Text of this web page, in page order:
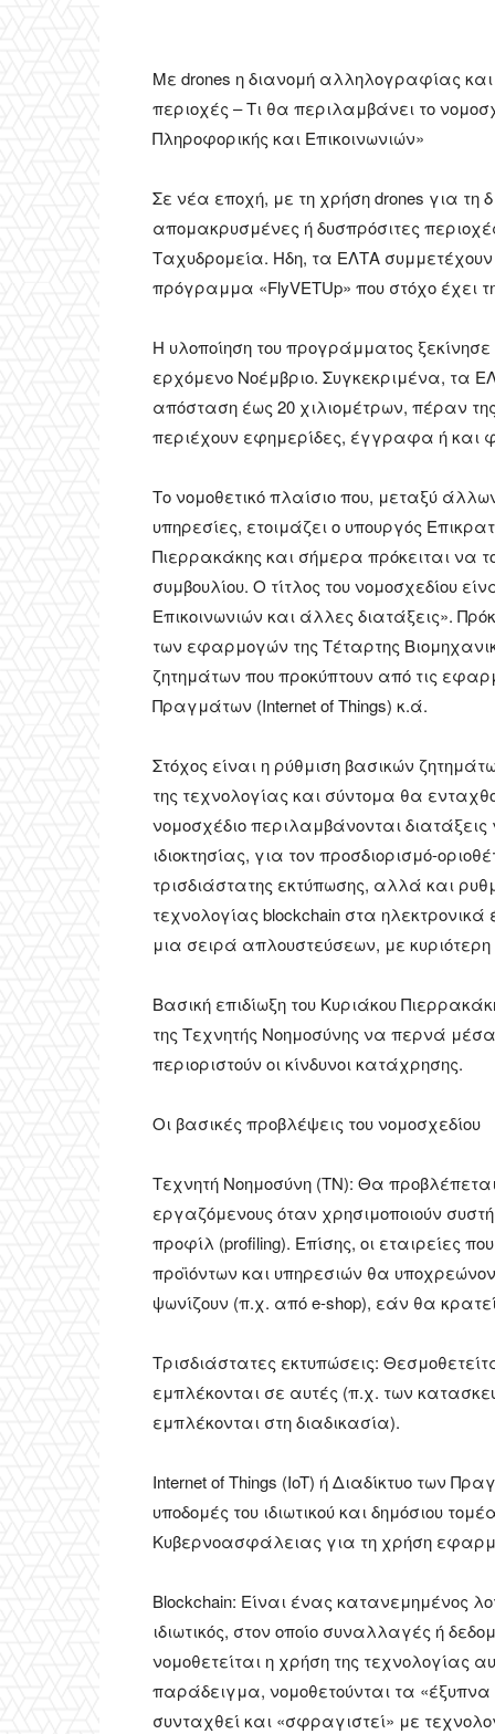
Mε drones η διανομή αλληλογραφίας
περιοχές – Τι θα περιλαμβάνει το
Πληροφορικής και Επικοινωνιών»
Σε νέα εποχή, με τη χρήση drones για
απομακρυσμένες ή δυσπρόσιτες
Ταχυδρομεία. Ηδη, τα ΕΛΤΑ
πρόγραμμα «FlyVETUp» που στόχο έχει
Η υλοποίηση του προγράμματος
ερχόμενο Νοέμβριο. Συγκεκριμένα, τα
απόσταση έως 20 χιλιομέτρων, πέραν
περιέχουν εφημερίδες, έγγραφα ή
Το νομοθετικό πλαίσιο που, μεταξύ
υπηρεσίες, ετοιμάζει ο υπουργός
Πιερρακάκης και σήμερα πρόκειται να
συμβουλίου. Ο τίτλος του νομοσχεδίου
Επικοινωνιών και άλλες διατάξεις».
των εφαρμογών της Τέταρτης
ζητημάτων που προκύπτουν από τις
Πραγμάτων (Internet of Things) κ.ά.
Στόχος είναι η ρύθμιση βασικών
της τεχνολογίας και σύντομα θα
νομοσχέδιο περιλαμβάνονται
ιδιοκτησίας, για τον προσδιορισμό-
τρισδιάστατης εκτύπωσης, αλλά και
τεχνολογίας blockchain στα
μια σειρά απλουστεύσεων, με
Βασική επιδίωξη του Κυριάκου
της Τεχνητής Νοημοσύνης να περνά
περιοριστούν οι κίνδυνοι κατάχρησης.
Οι βασικές προβλέψεις του νομοσχεδίου
Τεχνητή Νοημοσύνη (ΤΝ): Θα
εργαζόμενους όταν χρησιμοποιούν
προφίλ (profiling). Επίσης, οι εταιρείες
προϊόντων και υπηρεσιών θα
ψωνίζουν (π.χ. από e-shop), εάν θα
Τρισδιάστατες εκτυπώσεις:
εμπλέκονται σε αυτές (π.χ. των
εμπλέκονται στη διαδικασία).
Internet of Things (IoT) ή Διαδίκτυο των
υποδομές του ιδιωτικού και δημόσιου
Κυβερνοασφάλειας για τη χρήση
Blockchain: Είναι ένας κατανεμημένος
ιδιωτικός, στον οποίο συναλλαγές ή
νομοθετείται η χρήση της τεχνολογίας
παράδειγμα, νομοθετούνται τα
συνταχθεί και «σφραγιστεί» με